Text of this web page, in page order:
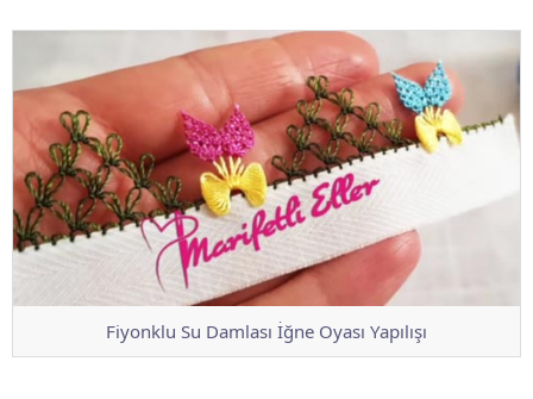
Fiyonklu Su Damlası İğne Oyası Yapılışı